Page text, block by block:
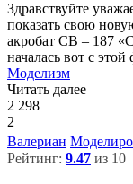
Здравствуйте
показать свою
акробат СВ – 187
началась вот с
Моделизм
Читать далее
2 298
2
Валериан
Рейтинг: 9.47 из 10